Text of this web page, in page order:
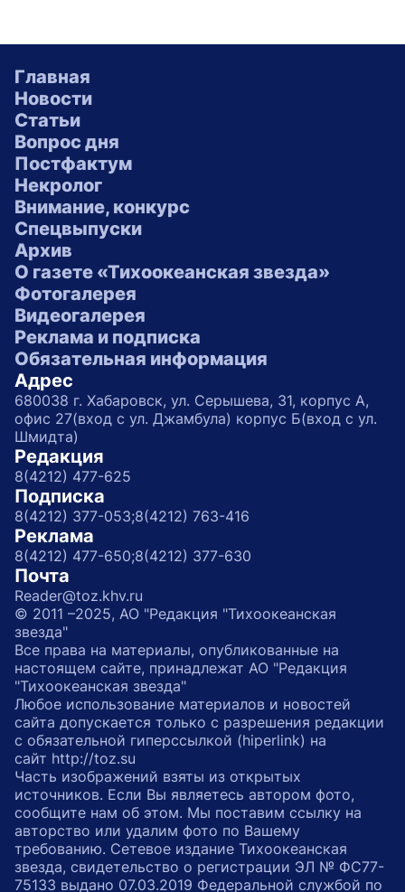
Главная
Новости
Статьи
Вопрос дня
Постфактум
Некролог
Внимание, конкурс
Спецвыпуски
Архив
О газете «Тихоокеанская звезда»
Фотогалерея
Видеогалерея
Реклама и подписка
Обязательная информация
Адрес
680038 г. Хабаровск, ул. Серышева, 31, корпус А,
офис 27(вход с ул. Джамбула) корпус Б(вход с ул.
Шмидта)
Редакция
8(4212) 477-625
Подписка
8(4212) 377-053;8(4212) 763-416
Реклама
8(4212) 477-650;8(4212) 377-630
Почта
Reader@toz.khv.ru
© 2011 –2025, АО "Редакция "Тихоокеанская
звезда"
Все права на материалы, опубликованные на
настоящем сайте, принадлежат АО "Редакция
"Тихоокеанская звезда"
Любое использование материалов и новостей
сайта допускается только с разрешения редакции
с обязательной гиперссылкой (hiperlink) на
сайт http://toz.su
Часть изображений взяты из открытых
источников. Если Вы являетесь автором фото,
сообщите нам об этом. Мы поставим ссылку на
авторство или удалим фото по Вашему
требованию. Сетевое издание Тихоокеанская
звезда, свидетельство о регистрации ЭЛ № ФС77-
75133 выдано 07.03.2019 Федеральной службой по